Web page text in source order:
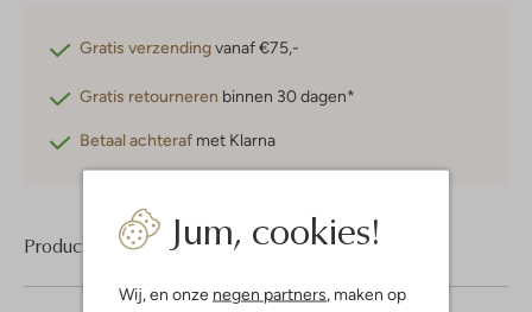
Jum, cookies!
Wij, en onze negen partners , maken op
Gratis verzendingvanaf €75,-
Gratis retourneren binnen 30 dagen*
Betaal achteraf met Klarna
Product informatie